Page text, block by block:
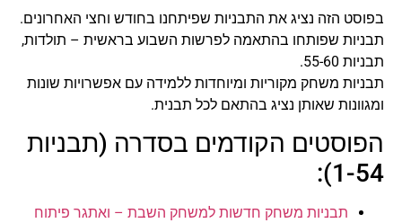
בפוסט הזה נציג את התבניות שפיתחנו בחודש וחצי האחרונים.
תבניות שפותחו בהתאמה לפרשות השבוע בראשית – תולדות,
תבניות 55-60.
תבניות משחק מקוריות ומיוחדות ללמידה עם אפשרויות שונות
ומגוונות שאותן נציג בהתאם לכל תבנית.
הפוסטים הקודמים בסדרה (תבניות
1-54):
תבניות משחק חדשות למשחק השבת – ואתגר פיתוח